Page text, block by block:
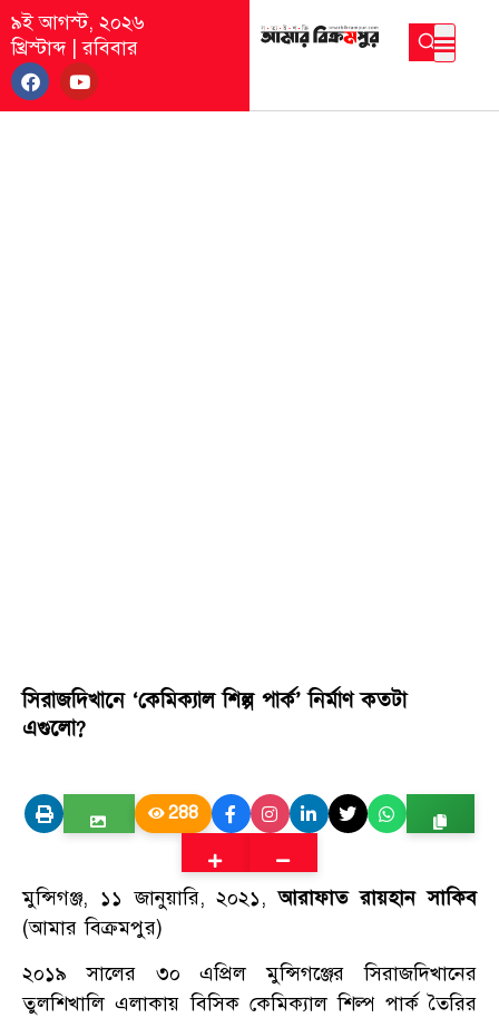
৯ই আগস্ট, ২০২৬
খ্রিস্টাব্দ|রবিবার
সিরাজদিখানে ‘কেমিক্যাল শিল্প পার্ক’ নির্মাণ কতটা
এগুলো?
288
মুন্সিগঞ্জ, ১১ জানুয়ারি, ২০২১,আরাফাত রায়হান সাকিব
(আমার বিক্রমপুর)
২০১৯ সালের ৩০ এপ্রিল মুন্সিগঞ্জের সিরাজদিখানের
তুলশিখালি এলাকায় বিসিক কেমিক্যাল শিল্প পার্ক তৈরির